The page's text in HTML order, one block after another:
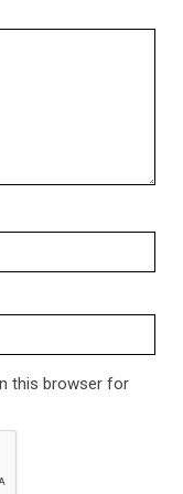
this browser for